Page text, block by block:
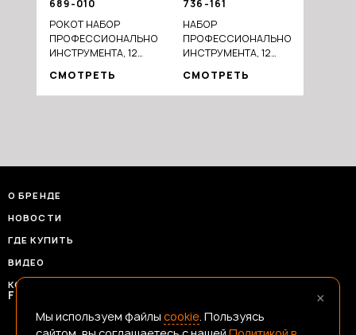
689-010
РОКОТ НАБОР
ПРОФЕССИОНАЛЬНОГО
ИНСТРУМЕНТА, 12
(ГОЛОВКИ И
ТРЕЩОТКА)
СМОТРЕТЬ
736-161
НАБОР
ПРОФЕССИОНАЛЬНОГО
ИНСТРУМЕНТА, 12
(ГОЛОВКИ,
УДЛИНИТЕЛЬ И
СМОТРЕТЬ
О БРЕНДЕ
НОВОСТИ
ГДЕ КУПИТЬ
ВИДЕО
КОНТАКТЫ
FRANSHIZAERMAK@CONSTANTA-T.RU ×
Мы используем файлы cookie. Пользуясь